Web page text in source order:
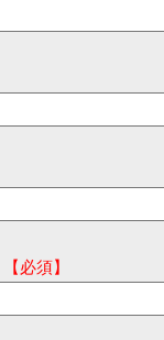
【必須】